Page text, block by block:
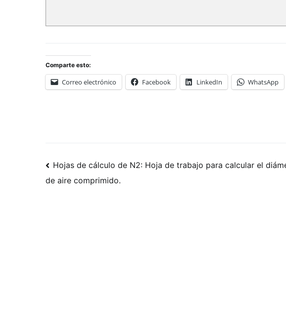
Comparte esto:
Correo electrónico Facebook LinkedIn WhatsApp
Navegación
de
Hojas de cálculo de N2: Hoja de trabajo para calcular el
de aire comprimido.